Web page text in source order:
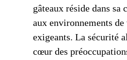
gâteaux réside dans sa
aux environnements de
exigeants. La sécurité
cœur des